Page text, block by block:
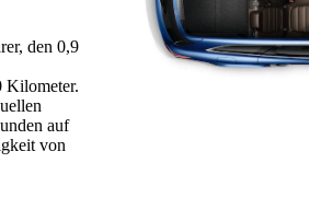
den 0,9
Kilometer.
auf
von